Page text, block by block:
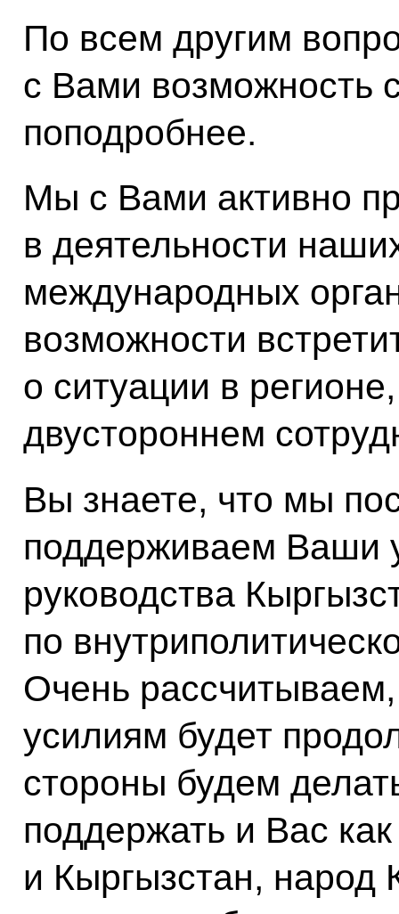
По всем другим
с Вами возможность
поподробнее.
Мы с Вами активно
в деятельности
международных
возможности
о ситуации в
двустороннем
Вы знаете, что мы
поддерживаем Ваши
руководства
по
Очень
усилиям будет
стороны будем
поддержать и Вас как
и Кыргызстан, народ